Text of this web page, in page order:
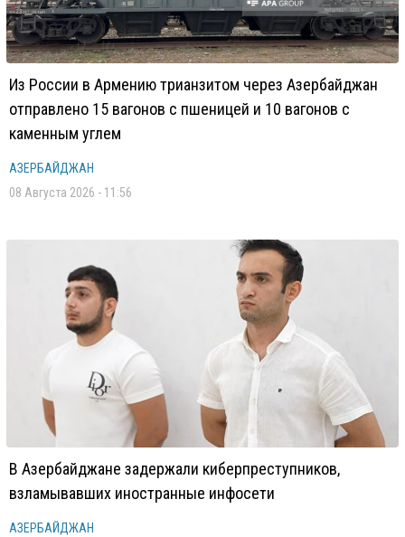
Из России в Армению трианзитом через Азербайджан
отправлено 15 вагонов с пшеницей и 10 вагонов с
каменным углем
АЗЕРБАЙДЖАН
08 Августа 2026 - 11:56
В Азербайджане задержали киберпреступников,
взламывавших иностранные инфосети
АЗЕРБАЙДЖАН